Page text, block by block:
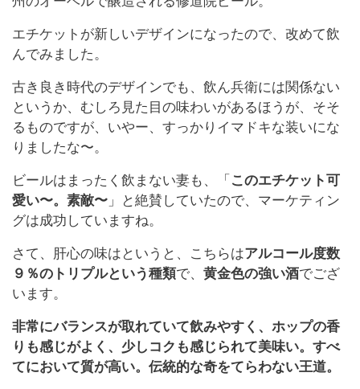
エチケットが新しいデザインになったので、改めて飲
んでみました。
古き良き時代のデザインでも、飲ん兵衛には関係ない
というか、むしろ見た目の味わいがあるほうが、そそ
るものですが、いやー、すっかりイマドキな装いにな
りましたな〜。
ビールはまったく飲まない妻も、「このエチケット可
愛い〜。素敵〜 」と絶賛していたので、マーケティン
グは成功していますね。
さて、肝心の味はというと、こちらはアルコール度数
９％のトリプルという種類で、 黄金色の強い酒でござ
います。
非常にバランスが取れていて飲みやすく、ホップの香
りも感じがよく、少しコクも感じられて美味い。すべ
てにおいて質が高い。伝統的な奇をてらわない王道。